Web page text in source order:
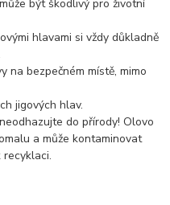
být škodlivý pro životní
hlavami si vždy důkladně
na bezpečném místě, mimo
jigových hlav.
do přírody! Olovo
a může kontaminovat